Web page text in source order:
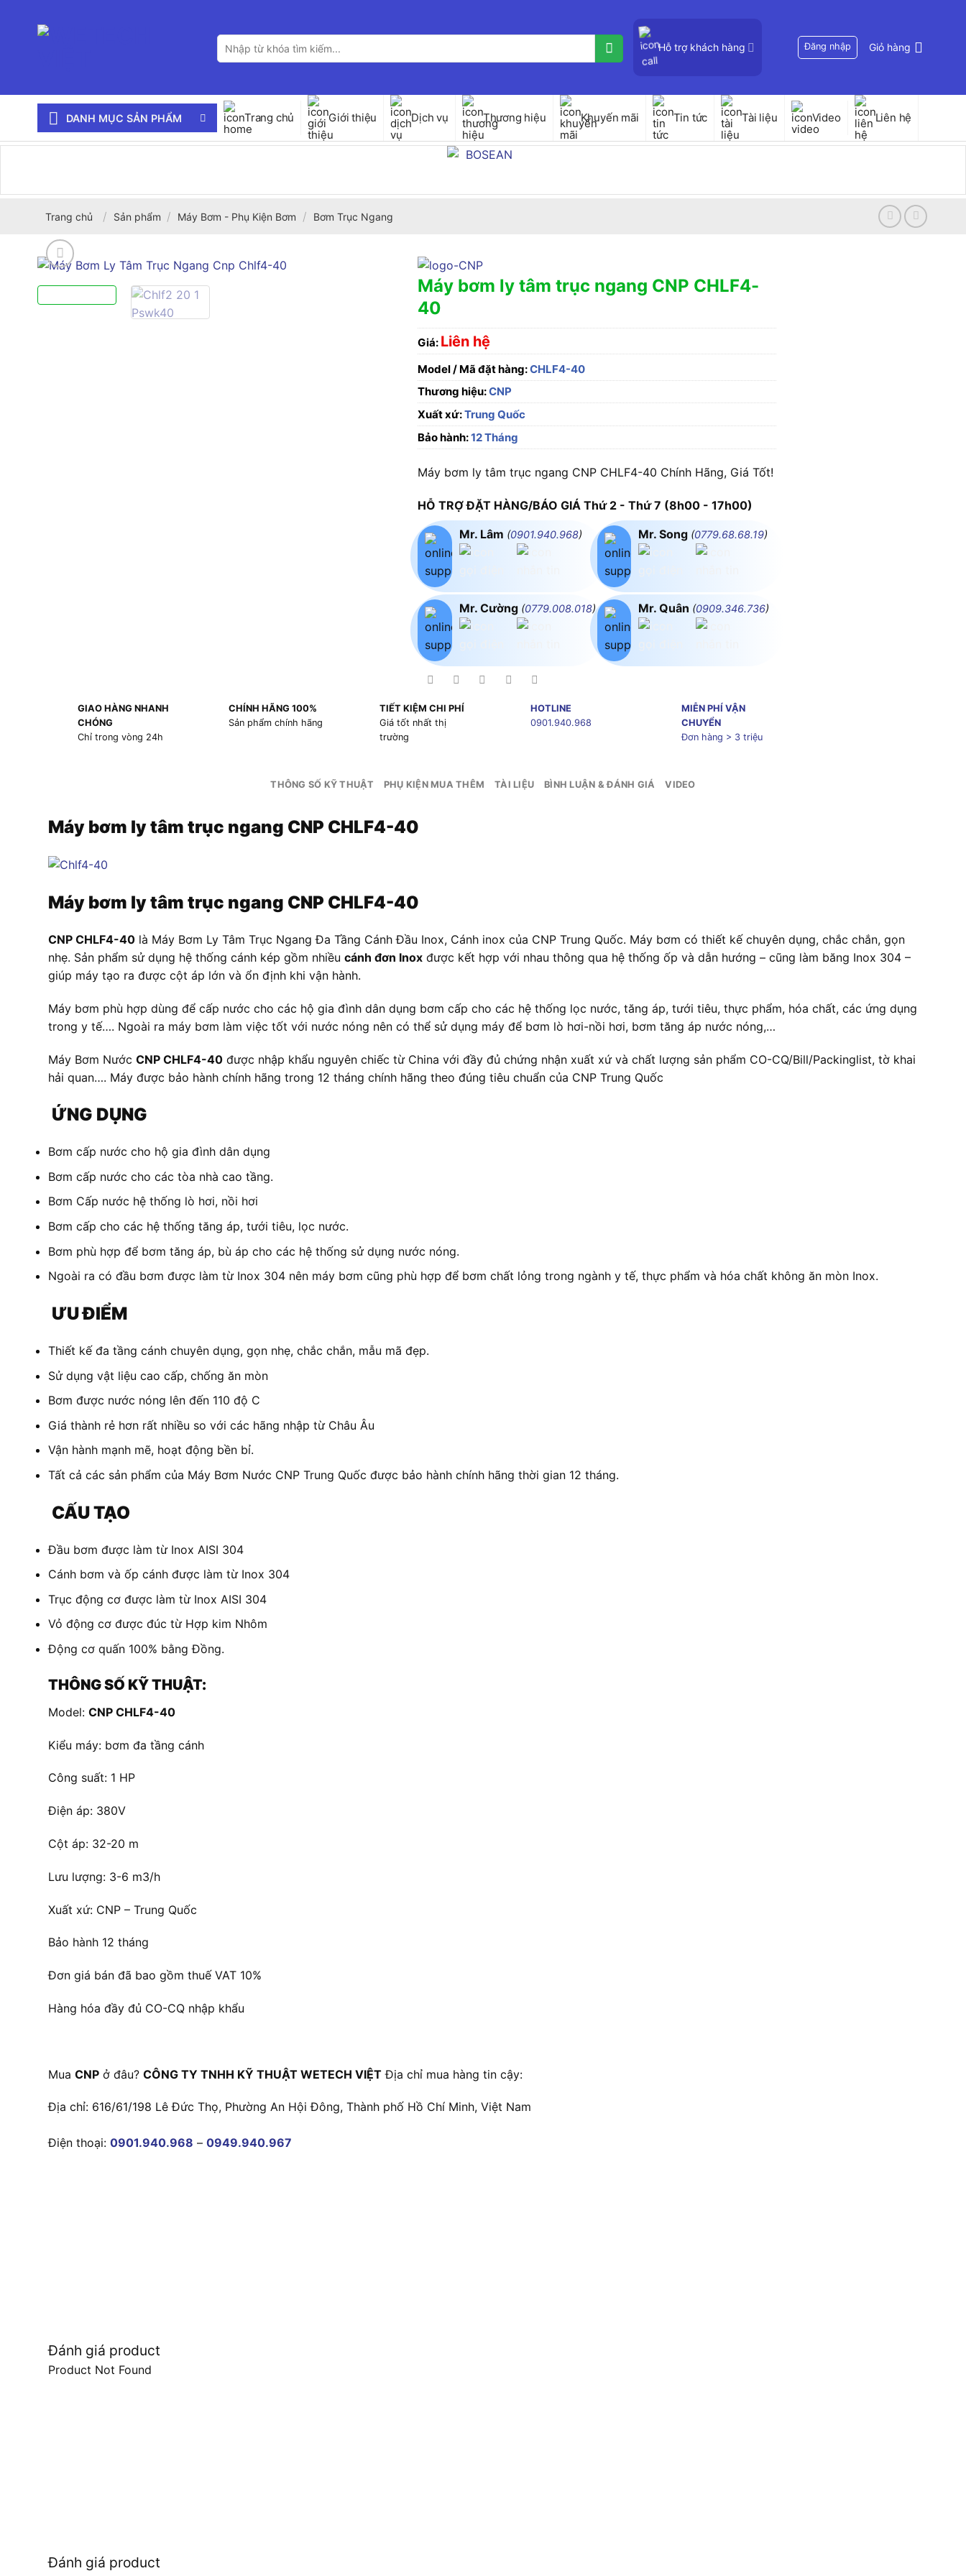
Tìm
kiếm:
Hỗ trợ khách hàng Đăng nhập Giỏ hàng
DANH MỤC SẢN PHẨM Trang chủ Giới thiệu Dịch vụ Thương hiệu Khuyến mãi Tin tức Tài liệu Video Liên hệ
Trang chủ / Sản phẩm / Máy Bơm - Phụ Kiện Bơm / Bơm Trục Ngang
Máy bơm ly tâm trục ngang CNP CHLF4-
40
Giá: Liên hệ
Model / Mã đặt hàng:CHLF4-40
Thương hiệu:CNP
Xuất xứ:Trung Quốc
Bảo hành:12 Tháng
Máy bơm ly tâm trục ngang CNP CHLF4-40 Chính Hãng, Giá Tốt!
HỖ TRỢ ĐẶT HÀNG/BÁO GIÁ Thứ 2 - Thứ 7 (8h00 - 17h00)
Mr. Lâm (0901.940.968)
Mr. Cường (0779.008.018)
Mr. Song (0779.68.68.19)
Mr. Quân (0909.346.736)
GIAO HÀNG NHANH
CHÓNG
Chỉ trong vòng 24h
CHÍNH HÃNG 100%
Sản phẩm chính hãng
TIẾT KIỆM CHI PHÍ
Giá tốt nhất thị
trường
HOTLINE
0901.940.968
MIỄN PHÍ VẬN
CHUYỂN
Đơn hàng > 3 triệu
THÔNG SỐ KỸ THUẬT PHỤ KIỆN MUA THÊM TÀI LIỆU BÌNH LUẬN & ĐÁNH GIÁ VIDEO
Máy bơm ly tâm trục ngang CNP CHLF4-40
Máy bơm ly tâm trục ngang CNP CHLF4-40
CNP CHLF4-40 là Máy Bơm Ly Tâm Trục Ngang Đa Tầng Cánh Đầu Inox, Cánh inox của CNP Trung Quốc. Máy bơm có thiết kế chuyên dụng, chắc chắn, gọn
nhẹ. Sản phẩm sử dụng hệ thống cánh kép gồm nhiều cánh đơn Inox được kết hợp với nhau thông qua hệ thống ốp và dẫn hướng – cũng làm băng Inox 304 –
giúp máy tạo ra được cột áp lớn và ổn định khi vận hành.
Máy bơm phù hợp dùng để cấp nước cho các hộ gia đình dân dụng bơm cấp cho các hệ thống lọc nước, tăng áp, tưới tiêu, thực phẩm, hóa chất, các ứng dụng
trong y tế…. Ngoài ra máy bơm làm việc tốt với nước nóng nên có thể sử dụng máy để bơm lò hơi-nồi hơi, bơm tăng áp nước nóng,…
Máy Bơm Nước CNP CHLF4-40 được nhập khẩu nguyên chiếc từ China với đầy đủ chứng nhận xuất xứ và chất lượng sản phẩm CO-CQ/Bill/Packinglist, tờ khai
hải quan…. Máy được bảo hành chính hãng trong 12 tháng chính hãng theo đúng tiêu chuẩn của CNP Trung Quốc
ỨNG DỤNG
Bơm cấp nước cho hộ gia đình dân dụng
Bơm cấp nước cho các tòa nhà cao tầng.
Bơm Cấp nước hệ thống lò hơi, nồi hơi
Bơm cấp cho các hệ thống tăng áp, tưới tiêu, lọc nước.
Bơm phù hợp để bơm tăng áp, bù áp cho các hệ thống sử dụng nước nóng.
Ngoài ra có đầu bơm được làm từ Inox 304 nên máy bơm cũng phù hợp để bơm chất lỏng trong ngành y tế, thực phẩm và hóa chất không ăn mòn Inox.
ƯU ĐIỂM
Thiết kế đa tầng cánh chuyên dụng, gọn nhẹ, chắc chắn, mẫu mã đẹp.
Sử dụng vật liệu cao cấp, chống ăn mòn
Bơm được nước nóng lên đến 110 độ C
Giá thành rẻ hơn rất nhiều so với các hãng nhập từ Châu Âu
Vận hành mạnh mẽ, hoạt động bền bỉ.
Tất cả các sản phẩm của Máy Bơm Nước CNP Trung Quốc được bảo hành chính hãng thời gian 12 tháng.
CẤU TẠO
Đầu bơm được làm từ Inox AISI 304
Cánh bơm và ốp cánh được làm từ Inox 304
Trục động cơ được làm từ Inox AISI 304
Vỏ động cơ được đúc từ Hợp kim Nhôm
Động cơ quấn 100% bằng Đồng.
THÔNG SỐ KỸ THUẬT:
Model: CNP CHLF4-40
Kiểu máy: bơm đa tầng cánh
Công suất: 1 HP
Điện áp: 380V
Cột áp: 32-20 m
Lưu lượng: 3-6 m3/h
Xuất xứ: CNP – Trung Quốc
Bảo hành 12 tháng
Đơn giá bán đã bao gồm thuế VAT 10%
Hàng hóa đầy đủ CO-CQ nhập khẩu
Mua CNP ở đâu? CÔNG TY TNHH KỸ THUẬT WETECH VIỆT Địa chỉ mua hàng tin cậy:
Địa chỉ: 616/61/198 Lê Đức Thọ, Phường An Hội Đông, Thành phố Hồ Chí Minh, Việt Nam
Điện thoại: 0901.940.968 – 0949.940.967
Đánh giá product
Product Not Found
Đánh giá product